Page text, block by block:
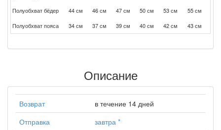
Полуобхват бёдер
44 см 46 см 47 см 50 см 53 см
55 см
Полуобхват пояса
34 см 37 см 39 см 40 см 42 см 43 см
Описание
Возврат
в течение 14 дней
Отправка
завтра *